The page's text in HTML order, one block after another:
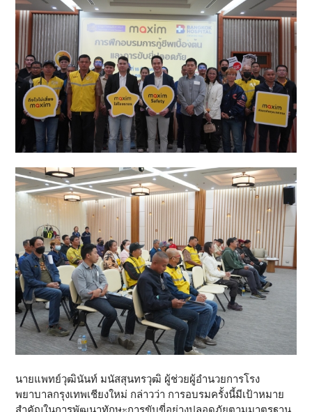
นายแพทย์วุฒินันท์ มนัสสุนทรวุฒิ ผู้ช่วยผู้อำนวยการโรง
พยาบาลกรุงเทพเชียงใหม่ กล่าวว่า การอบรมครั้งนี้มีเป้าหมาย